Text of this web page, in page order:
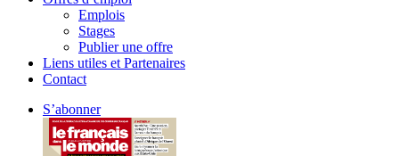
Emplois
Stages
Publier une offre
Liens utiles et Partenaires
Contact
S’abonner